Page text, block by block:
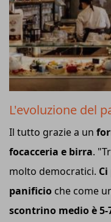
L'evoluzione del
Il tutto grazie a un
focacceria e birra.
molto democratici.
panificio che come
scontrino medio è 5-